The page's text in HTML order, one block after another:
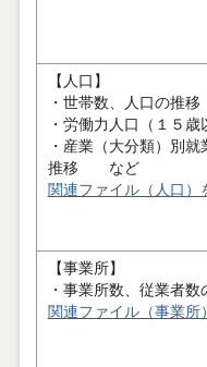
【人口】
・世帯数、人口の推移
・労働力人口（１５歳
・産業（大分類）別
推移 など
関連ファイル（人口）
【事業所】
・事業所数、従業者
関連ファイル（事業所